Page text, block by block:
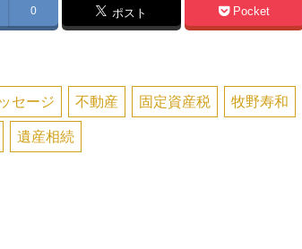
0 ポスト Pocket
セージ 不動産 固定資産税 牧野寿和
遺産相続